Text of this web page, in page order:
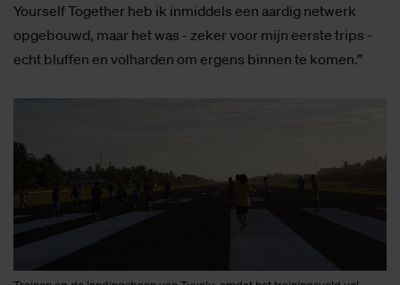
Yourself Together heb ik inmiddels een aardig netwerk
opgebouwd, maar het was - zeker voor mijn eerste trips -
echt bluffen en volharden om ergens binnen te komen.”